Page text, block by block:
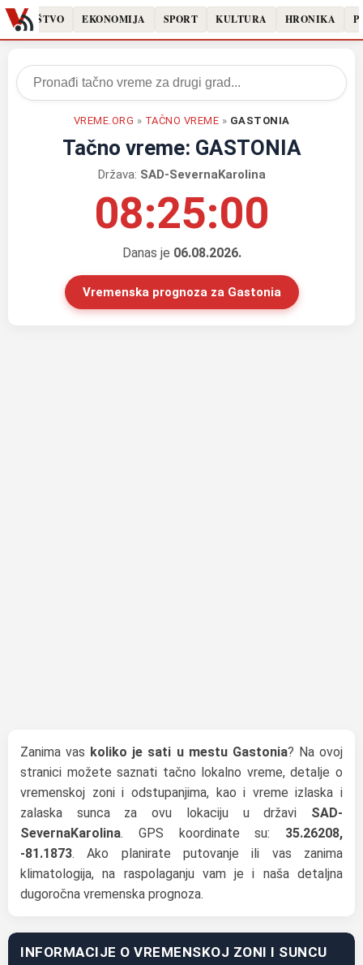
DRUŠTVO EKONOMIJA SPORT KULTURA HRONIKA
VREME.ORG » TAČNO VREME » GASTONIA
Tačno vreme: GASTONIA
Država: SAD-SevernaKarolina
08:25:00
Danas je 06.08.2026.
Vremenska prognoza za Gastonia
Zanima vas koliko je sati u mestu Gastonia? Na ovoj
stranici možete saznati tačno lokalno vreme, detalje o
vremenskoj zoni i odstupanjima, kao i vreme izlaska i
zalaska sunca za ovu lokaciju u državi SAD-
SevernaKarolina. GPS koordinate su: 35.26208,
-81.1873. Ako planirate putovanje ili vas zanima
klimatologija, na raspolaganju vam je i naša detaljna
dugoročna vremenska prognoza.
INFORMACIJE O VREMENSKOJ ZONI I SUNCU